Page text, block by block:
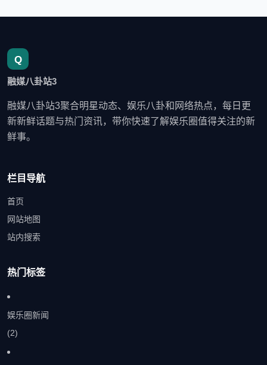
融媒八卦站3
融媒八卦站3聚合明星动态、娱乐八卦和网络热点，每日更
新新鲜话题与热门资讯，带你快速了解娱乐圈值得关注的新
鲜事。
栏目导航
首页
网站地图
站内搜索
热门标签
娱乐圈新闻
(2)